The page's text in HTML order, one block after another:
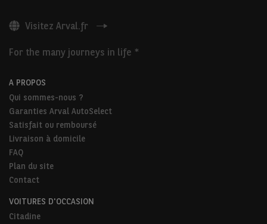
Visitez Arval.fr
For the many journeys in life *
A PROPOS
Qui sommes-nous ?
Garanties Arval AutoSelect
Satisfait ou remboursé
Livraison à domicile
FAQ
Plan du site
Contact
VOITURES D'OCCASION
Citadine